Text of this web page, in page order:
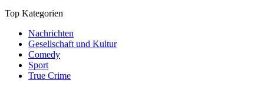
Top Kategorien
Nachrichten
Gesellschaft und Kultur
Comedy
Sport
True Crime